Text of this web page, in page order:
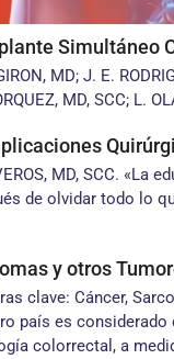
Simultáneo
MD; J. E.
MD, SCC; L.
MD, SCC. «La
de olvidar todo lo
y otros
clave: Cáncer,
país es considerado
colorrectal, a